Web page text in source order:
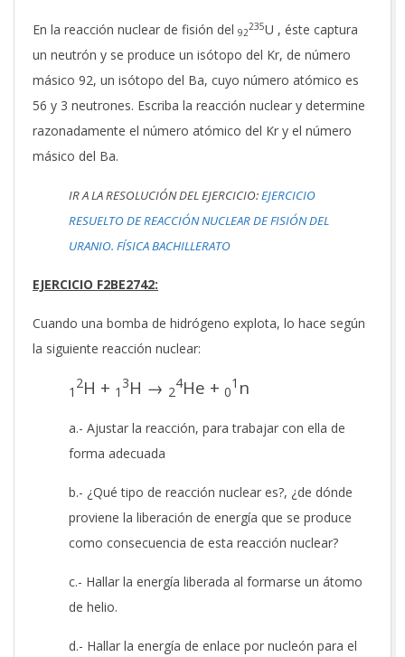
En la reacción nuclear de fisión del 92
235U , éste captura
un neutrón y se produce un isótopo del Kr, de número
másico 92, un isótopo del Ba, cuyo número atómico es
56 y 3 neutrones. Escriba la reacción nuclear y determine
razonadamente el número atómico del Kr y el número
másico del Ba.
IR A LA RESOLUCIÓN DEL EJERCICIO:EJERCICIO
RESUELTO DE REACCIÓN NUCLEAR DE FISIÓN DEL
URANIO. FÍSICA BACHILLERATO
EJERCICIO F2BE2742:
Cuando una bomba de hidrógeno explota, lo hace según
la siguiente reacción nuclear:
1
2H + 1
3H → 2
4He + 0
1 n
a.- Ajustar la reacción, para trabajar con ella de
forma adecuada
b.- ¿Qué tipo de reacción nuclear es?, ¿de dónde
proviene la liberación de energía que se produce
como consecuencia de esta reacción nuclear?
c.- Hallar la energía liberada al formarse un átomo
de helio.
d.- Hallar la energía de enlace por nucleón para el